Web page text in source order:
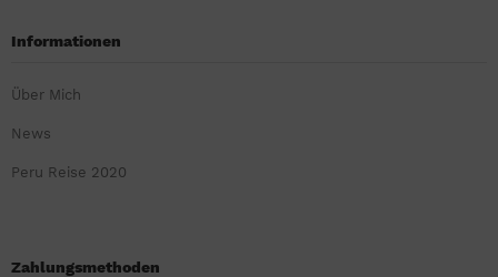
Informationen
Über Mich
News
Peru Reise 2020
Zahlungsmethoden